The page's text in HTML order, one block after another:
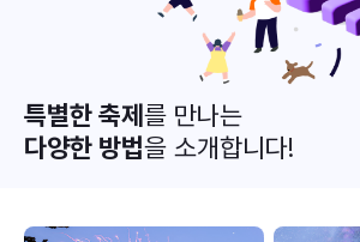
특별한 축제를 만나는
다양한 방법을 소개합니다!